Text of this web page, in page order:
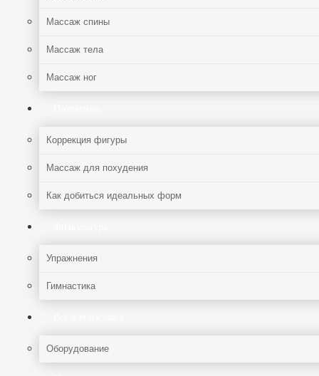
Массаж спины
Массаж тела
Массаж ног
Коррекция фигуры
Массаж для похудения
Как добиться идеальных форм
Упражнения
Гимнастика
Оборудование